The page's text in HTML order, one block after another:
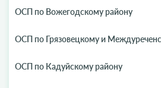
ОСП по Вожегодскому району
ОСП по Грязовецкому и
ОСП по Кадуйскому району